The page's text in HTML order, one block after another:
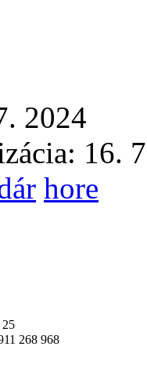
2024
16.
hore
25
268 968